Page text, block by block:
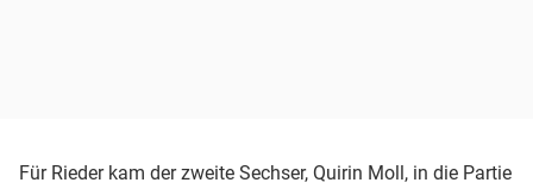
Für Rieder kam der zweite Sechser, Quirin Moll, in die Partie